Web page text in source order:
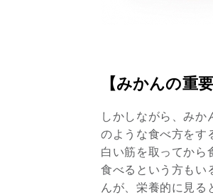
【みかんの重
しかしながら、み
のような食べ方を
白い筋を取ってか
食べるという方もい
んが、栄養的に見る